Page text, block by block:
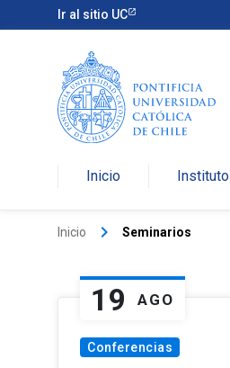
Ir al sitio UC
Inicio Instituto
Inicio keyboard_arrow_right Seminarios
19 AGO
Conferencias